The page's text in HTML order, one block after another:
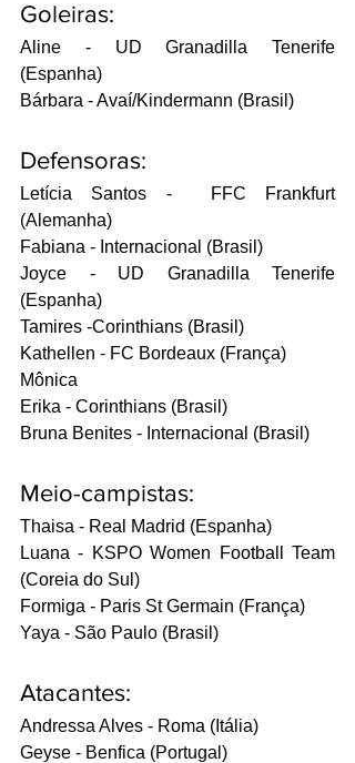
Goleiras:
Aline - UD Granadilla Tenerife
(Espanha)
Bárbara - Avaí/Kindermann (Brasil)
Defensoras:
Letícia Santos -  FFC Frankfurt
(Alemanha)
Fabiana - Internacional (Brasil)
Joyce - UD Granadilla Tenerife
(Espanha)
Tamires -Corinthians (Brasil)
Kathellen - FC Bordeaux (França)
Mônica
Erika - Corinthians (Brasil)
Bruna Benites - Internacional (Brasil)
Meio-campistas:
Thaisa - Real Madrid (Espanha)
Luana - KSPO Women Football Team
(Coreia do Sul)
Formiga - Paris St Germain (França)
Yaya - São Paulo (Brasil)
Atacantes:
Andressa Alves - Roma (Itália)
Geyse - Benfica (Portugal)